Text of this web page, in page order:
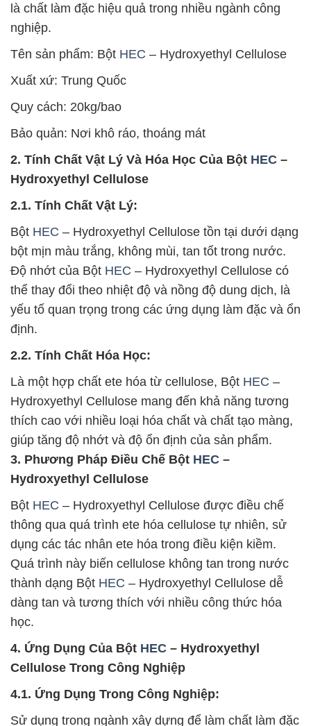
là chất làm đặc hiệu quả trong nhiều ngành công
nghiệp.
Tên sản phẩm: Bột HEC – Hydroxyethyl Cellulose
Xuất xứ: Trung Quốc
Quy cách: 20kg/bao
Bảo quản: Nơi khô ráo, thoáng mát
2. Tính Chất Vật Lý Và Hóa Học Của Bột HEC –
Hydroxyethyl Cellulose
2.1. Tính Chất Vật Lý:
Bột HEC – Hydroxyethyl Cellulose tồn tại dưới dạng
bột mịn màu trắng, không mùi, tan tốt trong nước.
Độ nhớt của Bột HEC – Hydroxyethyl Cellulose có
thể thay đổi theo nhiệt độ và nồng độ dung dịch, là
yếu tố quan trọng trong các ứng dụng làm đặc và ổn
định.
2.2. Tính Chất Hóa Học:
Là một hợp chất ete hóa từ cellulose, Bột HEC –
Hydroxyethyl Cellulose mang đến khả năng tương
thích cao với nhiều loại hóa chất và chất tạo màng,
giúp tăng độ nhớt và độ ổn định của sản phẩm.
3. Phương Pháp Điều Chế Bột HEC –
Hydroxyethyl Cellulose
Bột HEC – Hydroxyethyl Cellulose được điều chế
thông qua quá trình ete hóa cellulose tự nhiên, sử
dụng các tác nhân ete hóa trong điều kiện kiềm.
Quá trình này biến cellulose không tan trong nước
thành dạng Bột HEC – Hydroxyethyl Cellulose dễ
dàng tan và tương thích với nhiều công thức hóa
học.
4. Ứng Dụng Của Bột HEC – Hydroxyethyl
Cellulose Trong Công Nghiệp
4.1. Ứng Dụng Trong Công Nghiệp:
Sử dụng trong ngành xây dựng để làm chất làm đặc